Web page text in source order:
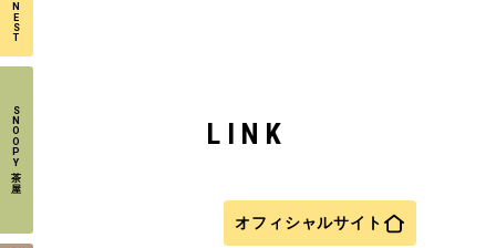
N
E
S
T
S
N
O
O
P
Y
茶
屋
LINK
オフィシャルサイト